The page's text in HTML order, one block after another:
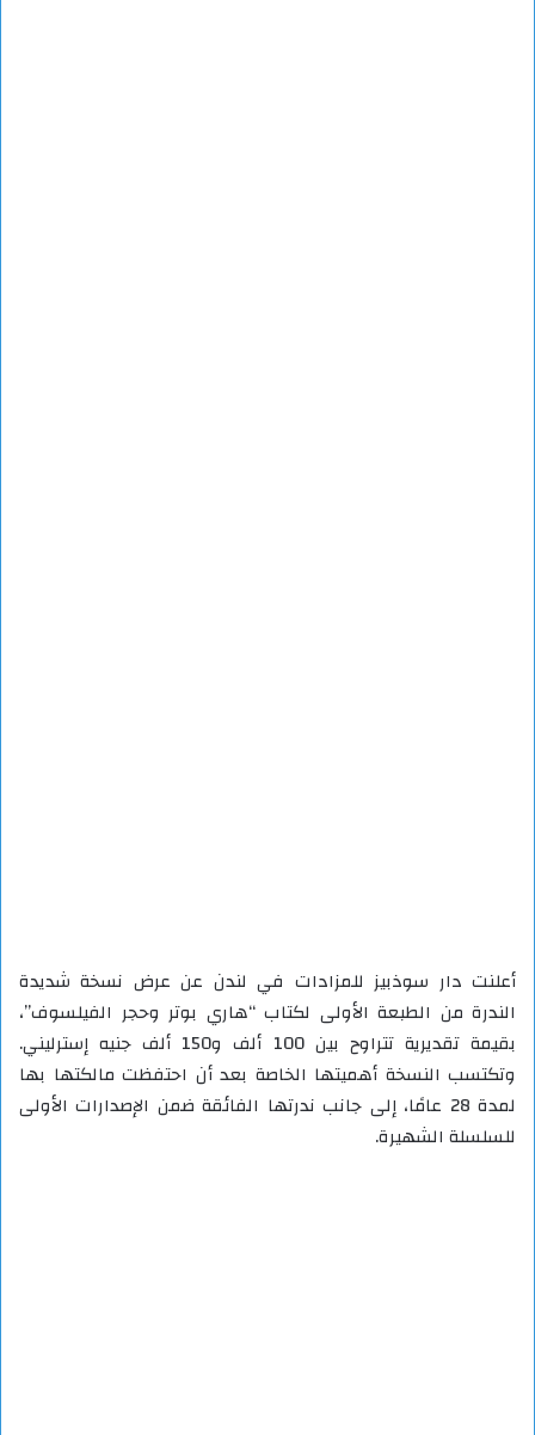
أعلنت دار سوذبيز للمزادات في لندن عن عرض نسخة شديدة
الندرة من الطبعة الأولى لكتاب “هاري بوتر وحجر الفيلسوف”،
بقيمة تقديرية تتراوح بين 100 ألف و150 ألف جنيه إسترليني.
وتكتسب النسخة أهميتها الخاصة بعد أن احتفظت مالكتها بها
لمدة 28 عامًا، إلى جانب ندرتها الفائقة ضمن الإصدارات الأولى
للسلسلة الشهيرة.